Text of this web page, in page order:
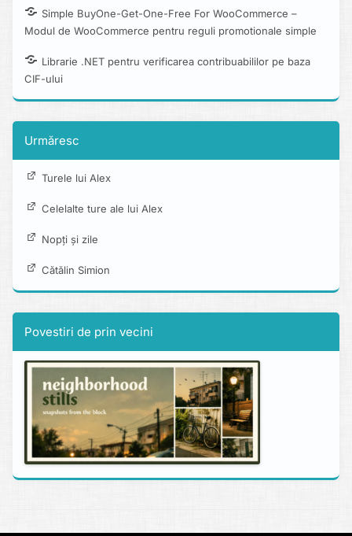
Simple BuyOne-Get-One-Free For WooCommerce –
Modul de WooCommerce pentru reguli promotionale simple
Librarie .NET pentru verificarea contribuabililor pe baza
CIF-ului
Urmăresc
Turele lui Alex
Celelalte ture ale lui Alex
Nopți și zile
Cătălin Simion
Povestiri de prin vecini